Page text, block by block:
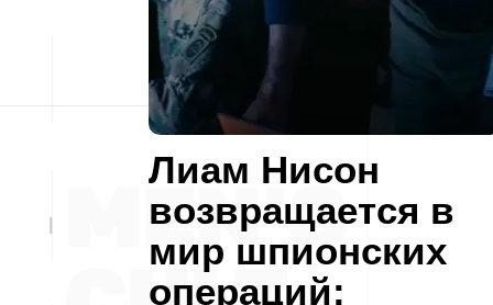
Лиам Нисон
возвращается в
мир шпионских
операций: